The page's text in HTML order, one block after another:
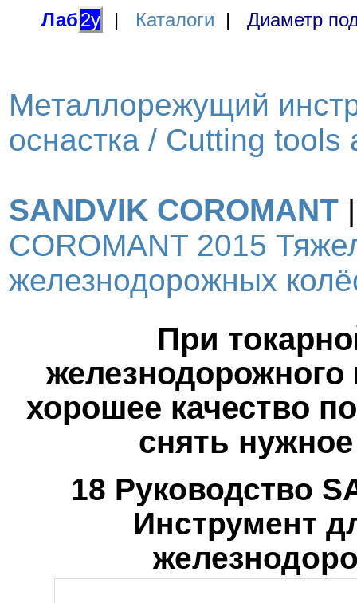
Лаб2у | Каталоги | Диаметр
Металлорежущий
оснастка / Cutting
SANDVIK COROMANT
COROMANT 2015
железнодорожных
При
железнодорожного
хорошее качество
снять
18 Руководство
Инструмент